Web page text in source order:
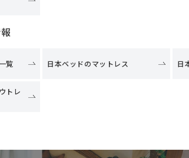
覧 日本ベッドのマットレス 日
トレ